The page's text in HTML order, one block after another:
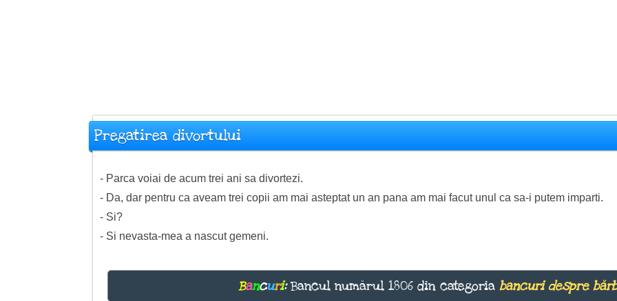
Pregatirea divortului
- Parca voiai de acum trei ani sa divortezi.
- Da, dar pentru ca aveam trei copii am mai asteptat un an pana am mai facut unul ca sa-i putem imparti.
- Si?
- Si nevasta-mea a nascut gemeni.
Bancuri:Bancul numărul 1806 din categoria bancuri despre